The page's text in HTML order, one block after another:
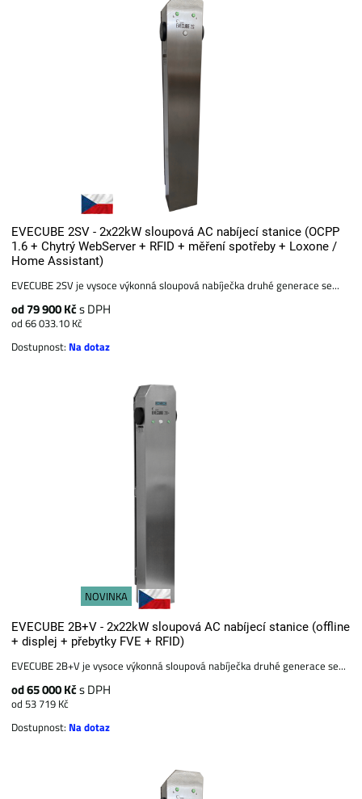
EVECUBE 2SV - 2x22kW sloupová AC nabíjecí stanice (OCPP
1.6 + Chytrý WebServer + RFID + měření spotřeby + Loxone /
Home Assistant)
EVECUBE 2SV je vysoce výkonná sloupová nabíječka druhé generace se...
od 79 900 Kčs DPH
od 66 033.10 Kč
Dostupnost: Na dotaz
NOVINKA
EVECUBE 2B+V - 2x22kW sloupová AC nabíjecí stanice (offline
+ displej + přebytky FVE + RFID)
EVECUBE 2B+V je vysoce výkonná sloupová nabíječka druhé generace se...
od 65 000 Kčs DPH
od 53 719 Kč
Dostupnost: Na dotaz